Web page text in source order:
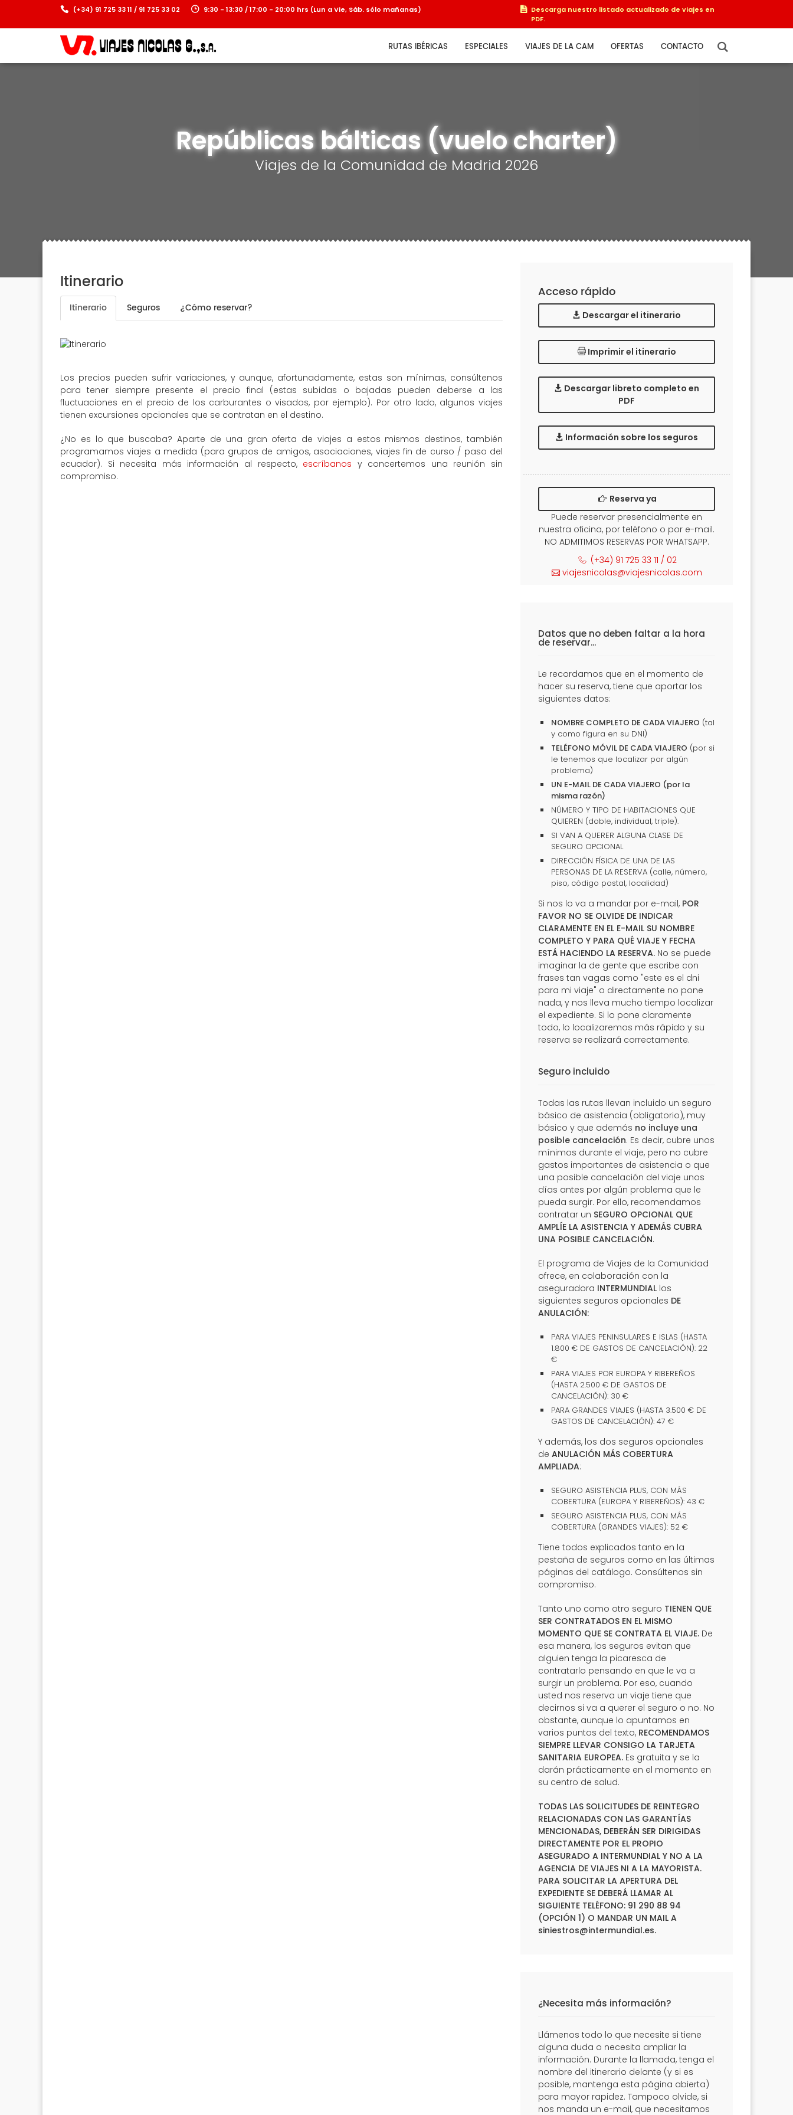
(+34) 91 725 33 11 / 91 725 33 02 9:30 - 13:30 / 17:00 - 20:00 hrs (Lun a Vie, Sáb. sólo mañanas)
Descarga nuestro listado actualizado de viajes en
PDF.
RUTAS IBÉRICAS ESPECIALES VIAJES DE LA CAM OFERTAS CONTACTO
Repúblicas bálticas (vuelo charter)
Viajes de la Comunidad de Madrid 2026
Itinerario
Itinerario Seguros ¿Cómo reservar?
Los precios pueden sufrir variaciones, y aunque, afortunadamente, estas son mínimas, consúltenos
para tener siempre presente el precio final (estas subidas o bajadas pueden deberse a las
fluctuaciones en el precio de los carburantes o visados, por ejemplo). Por otro lado, algunos viajes
tienen excursiones opcionales que se contratan en el destino.
¿No es lo que buscaba? Aparte de una gran oferta de viajes a estos mismos destinos, también
programamos viajes a medida (para grupos de amigos, asociaciones, viajes fin de curso / paso del
ecuador). Si necesita más información al respecto, escríbanos y concertemos una reunión sin
compromiso.
Acceso rápido
Descargar el itinerario
Imprimir el itinerario
Descargar libreto completo en
PDF
Información sobre los seguros
Reserva ya
Puede reservar presencialmente en
nuestra oficina, por teléfono o por e-mail.
NO ADMITIMOS RESERVAS POR WHATSAPP.
(+34) 91 725 33 11 / 02
viajesnicolas@viajesnicolas.com
Datos que no deben faltar a la hora
de reservar...
Le recordamos que en el momento de
hacer su reserva, tiene que aportar los
siguientes datos:
NOMBRE COMPLETO DE CADA VIAJERO (tal
y como figura en su DNI)
TELÉFONO MÓVIL DE CADA VIAJERO (por si
le tenemos que localizar por algún
problema)
UN E-MAIL DE CADA VIAJERO (por la
misma razón)
NÚMERO Y TIPO DE HABITACIONES QUE
QUIEREN (doble, individual, triple).
SI VAN A QUERER ALGUNA CLASE DE
SEGURO OPCIONAL
DIRECCIÓN FÍSICA DE UNA DE LAS
PERSONAS DE LA RESERVA (calle, número,
piso, código postal, localidad)
Si nos lo va a mandar por e-mail, POR
FAVOR NO SE OLVIDE DE INDICAR
CLARAMENTE EN EL E-MAIL SU NOMBRE
COMPLETO Y PARA QUÉ VIAJE Y FECHA
ESTÁ HACIENDO LA RESERVA. No se puede
imaginar la de gente que escribe con
frases tan vagas como "este es el dni
para mi viaje" o directamente no pone
nada, y nos lleva mucho tiempo localizar
el expediente. Si lo pone claramente
todo, lo localizaremos más rápido y su
reserva se realizará correctamente.
Seguro incluido
Todas las rutas llevan incluido un seguro
básico de asistencia (obligatorio), muy
básico y que además no incluye una
posible cancelación. Es decir, cubre unos
mínimos durante el viaje, pero no cubre
gastos importantes de asistencia o que
una posible cancelación del viaje unos
días antes por algún problema que le
pueda surgir. Por ello, recomendamos
contratar un SEGURO OPCIONAL QUE
AMPLÍE LA ASISTENCIA Y ADEMÁS CUBRA
UNA POSIBLE CANCELACIÓN.
El programa de Viajes de la Comunidad
ofrece, en colaboración con la
aseguradora INTERMUNDIAL los
siguientes seguros opcionales DE
ANULACIÓN:
PARA VIAJES PENINSULARES E ISLAS (HASTA
1.800 € DE GASTOS DE CANCELACIÓN): 22
€
PARA VIAJES POR EUROPA Y RIBEREÑOS
(HASTA 2.500 € DE GASTOS DE
CANCELACIÓN): 30 €
PARA GRANDES VIAJES (HASTA 3.500 € DE
GASTOS DE CANCELACIÓN): 47 €
Y además, los dos seguros opcionales
de ANULACIÓN MÁS COBERTURA
AMPLIADA:
SEGURO ASISTENCIA PLUS, CON MÁS
COBERTURA (EUROPA Y RIBEREÑOS): 43 €
SEGURO ASISTENCIA PLUS, CON MÁS
COBERTURA (GRANDES VIAJES): 52 €
Tiene todos explicados tanto en la
pestaña de seguros como en las últimas
páginas del catálogo. Consúltenos sin
compromiso.
Tanto uno como otro seguro TIENEN QUE
SER CONTRATADOS EN EL MISMO
MOMENTO QUE SE CONTRATA EL VIAJE. De
esa manera, los seguros evitan que
alguien tenga la picaresca de
contratarlo pensando en que le va a
surgir un problema. Por eso, cuando
usted nos reserva un viaje tiene que
decirnos si va a querer el seguro o no. No
obstante, aunque lo apuntamos en
varios puntos del texto, RECOMENDAMOS
SIEMPRE LLEVAR CONSIGO LA TARJETA
SANITARIA EUROPEA. Es gratuita y se la
darán prácticamente en el momento en
su centro de salud.
TODAS LAS SOLICITUDES DE REINTEGRO
RELACIONADAS CON LAS GARANTÍAS
MENCIONADAS, DEBERÁN SER DIRIGIDAS
DIRECTAMENTE POR EL PROPIO
ASEGURADO A INTERMUNDIAL Y NO A LA
AGENCIA DE VIAJES NI A LA MAYORISTA.
PARA SOLICITAR LA APERTURA DEL
EXPEDIENTE SE DEBERÁ LLAMAR AL
SIGUIENTE TELÉFONO: 91 290 88 94
(OPCIÓN 1) O MANDAR UN MAIL A
siniestros@intermundial.es.
¿Necesita más información?
Llámenos todo lo que necesite si tiene
alguna duda o necesita ampliar la
información. Durante la llamada, tenga el
nombre del itinerario delante (y si es
posible, mantenga esta página abierta)
para mayor rapidez. Tampoco olvide, si
nos manda un e-mail, que necesitamos